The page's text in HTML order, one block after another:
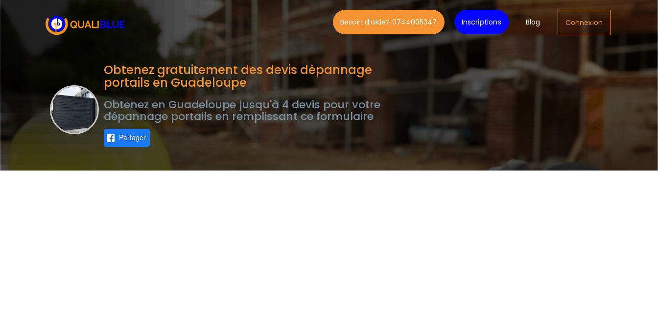
Besoin d'aide? 0744035347 Inscriptions Blog Connexion
Obtenez gratuitement des devis dépannage
portails en Guadeloupe
Obtenez en Guadeloupe jusqu'à 4 devis pour votre
dépannage portails en remplissant ce formulaire
Partager